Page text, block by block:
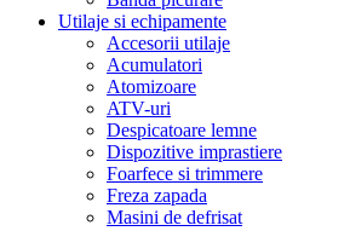
Utilaje si echipamente
Accesorii utilaje
Acumulatori
Atomizoare
ATV-uri
Despicatoare lemne
Dispozitive imprastiere
Foarfece si trimmere
Freza zapada
Masini de defrisat